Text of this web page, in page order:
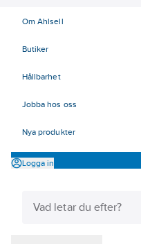
Om Ahlsell
Butiker
Hållbarhet
Jobba hos oss
Nya produkter
Logga in